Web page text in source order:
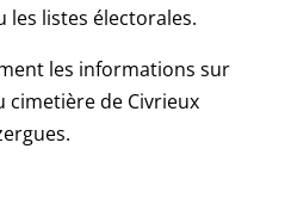
les listes électorales.
les informations sur
cimetière de Civrieux